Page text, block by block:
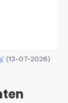
(13-07-2026)